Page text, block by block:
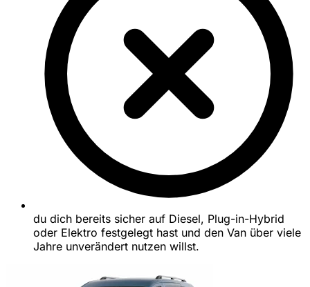
du dich bereits sicher auf Diesel, Plug-in-Hybrid
oder Elektro festgelegt hast und den Van über viele
Jahre unverändert nutzen willst.